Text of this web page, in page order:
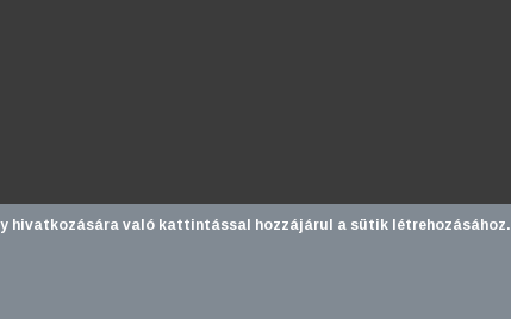
hivatkozására való kattintással hozzájárul a sütik létrehozásához.